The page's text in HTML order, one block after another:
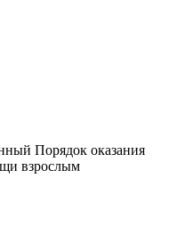
Порядок оказания
взрослым